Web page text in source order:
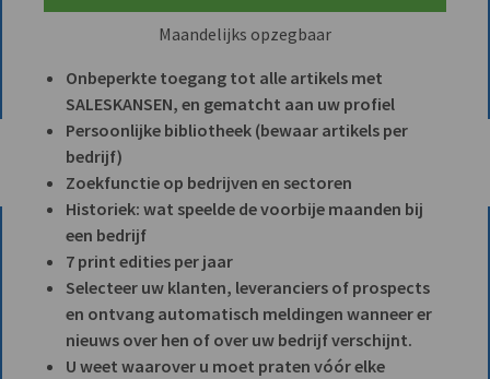
Maandelijks opzegbaar
Onbeperkte toegang tot alle artikels met
SALESKANSEN, en gematcht aan uw profiel
Persoonlijke bibliotheek (bewaar artikels per
bedrijf)
Zoekfunctie op bedrijven en sectoren
Historiek: wat speelde de voorbije maanden bij
een bedrijf
7 print edities per jaar
Selecteer uw klanten, leveranciers of prospects
en ontvang automatisch meldingen wanneer er
nieuws over hen of over uw bedrijf verschijnt.
U weet waarover u moet praten vóór elke